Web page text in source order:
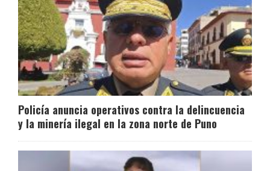
Policía anuncia operativos contra la delincuencia
y la minería ilegal en la zona norte de Puno